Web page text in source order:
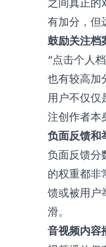
有加分，但
鼓励关注档
“点击个人
也有较高加
用户不仅仅
注创作者本
负面反馈和
负面反馈分
的权重都非
馈或被用户
滑。
音视频内容